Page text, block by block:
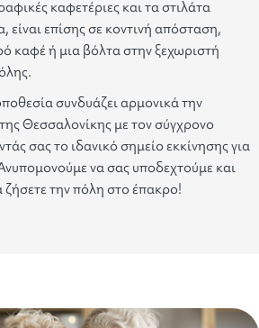
καφετέριες και τα στιλάτα
επίσης σε κοντινή απόσταση,
καφέ ή μια βόλτα στην ξεχωριστή
συνδυάζει αρμονικά την
Θεσσαλονίκης με τον σύγχρονο
σας το ιδανικό σημείο εκκίνησης για
να σας υποδεχτούμε και
την πόλη στο έπακρο!